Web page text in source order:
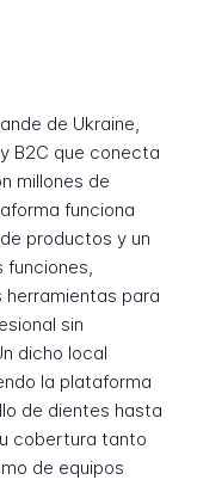
de Ukraine,
B2C que conecta
millones de
funciona
productos y un
herramientas para
sin
dicho local
la plataforma
de dientes hasta
cobertura tanto
de equipos